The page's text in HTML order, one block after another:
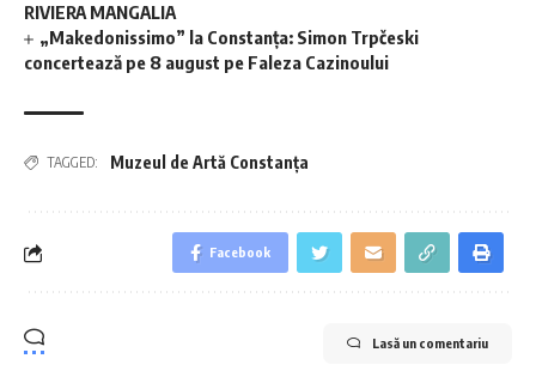
RIVIERA MANGALIA
„Makedonissimo” la Constanța: Simon Trpčeski
concertează pe 8 august pe Faleza Cazinoului
TAGGED: Muzeul de Artă Constanța
Facebook
Lasă un comentariu